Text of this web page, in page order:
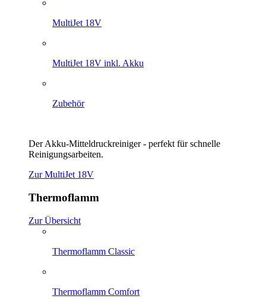
MultiJet 18V
MultiJet 18V inkl. Akku
Zubehör
Der Akku-Mitteldruckreiniger - perfekt für schnelle
Reinigungsarbeiten.
Zur MultiJet 18V
Thermoflamm
Zur Übersicht
Thermoflamm Classic
Thermoflamm Comfort